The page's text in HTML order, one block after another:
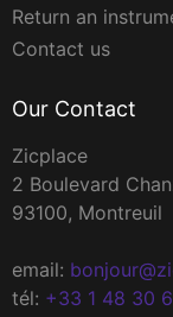
Return an
Contact us
Our Contact
Zicplace
2 Boulevard
93100, Montreuil
email:
tél: +33 1 48 30